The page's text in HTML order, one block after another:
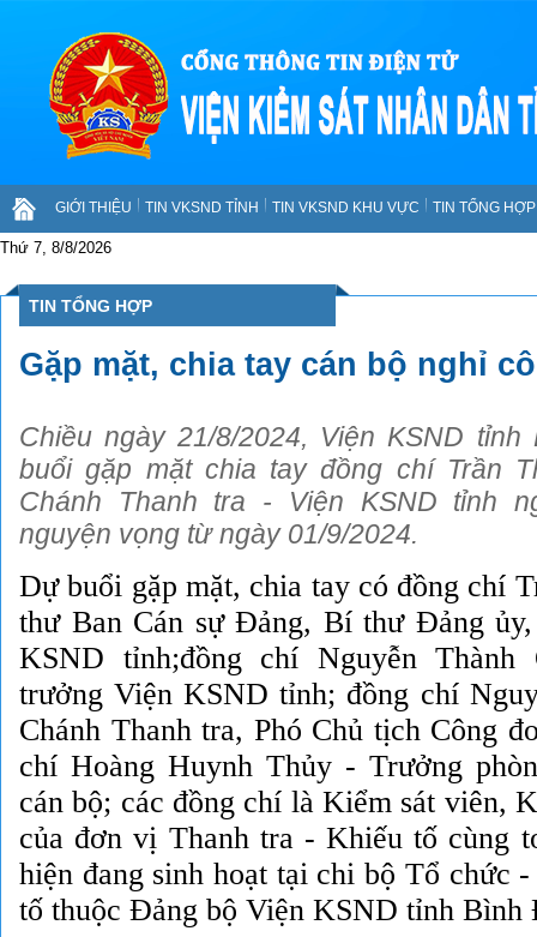
GIỚI THIỆU TIN VKSND TỈNH TIN VKSND KHU VỰC TIN TỔNG
Thứ 7, 8/8/2026
TIN TỔNG HỢP
Gặp mặt, chia tay cán bộ nghỉ
Chiều ngày 21/8/2024, Viện KSND
buổi gặp mặt chia tay đồng chí Trần
Chánh Thanh tra - Viện KSND tỉnh
nguyện vọng từ ngày 01/9/2024.
Dự buổi gặp mặt, chia tay có đồng chí
thư Ban Cán sự Đảng, Bí thư Đảng
KSND tỉnh;đồng chí Nguyễn
trưởng Viện KSND tỉnh; đồng chí
Chánh Thanh tra, Phó Chủ tịch Công
chí Hoàng Huynh Thủy - Trưởng
cán bộ; các đồng chí là Kiểm sát viên,
của đơn vị Thanh tra - Khiếu tố cùng
hiện đang sinh hoạt tại chi bộ Tổ chức
tố thuộc Đảng bộ Viện KSND tỉnh Bình